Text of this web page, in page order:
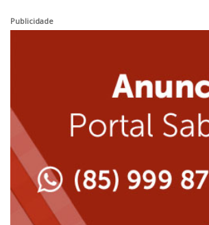
Japonesa e Oriental
Lanchonetes
Massas
Peixes e Frutos do Mar
Publicidade